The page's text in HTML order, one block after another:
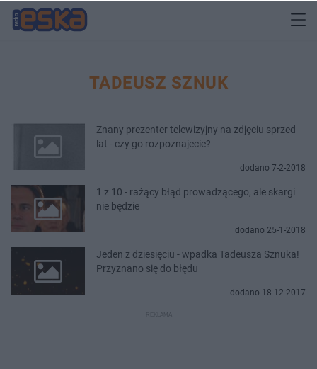
TADEUSZ SZNUK
Znany prezenter telewizyjny na zdjęciu sprzed
lat - czy go rozpoznajecie?
dodano 7-2-2018
1 z 10 - rażący błąd prowadzącego, ale skargi
nie będzie
dodano 25-1-2018
Jeden z dziesięciu - wpadka Tadeusza Sznuka!
Przyznano się do błędu
dodano 18-12-2017